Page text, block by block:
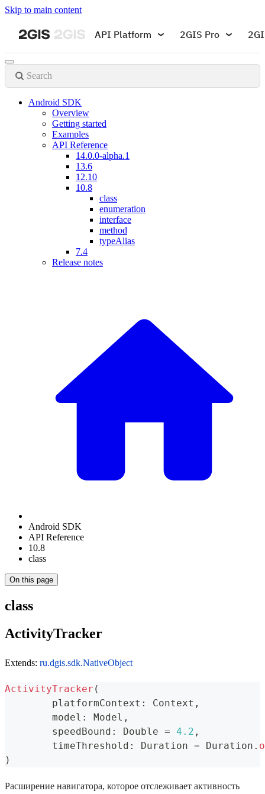
Skip to main content
API Platform 2GIS Pro
Search
Android SDK
Overview
Getting started
Examples
API Reference
14.0.0-alpha.1
13.6
12.10
10.8
class
enumeration
interface
method
typeAlias
7.4
Release notes
Android SDK
API Reference
10.8
class
On this page
class
ActivityTracker
Extends: ru.dgis.sdk.NativeObject
ActivityTracker (
	platformContext
: Context ,
	model
: Model ,
	speedBound
: Double = 4.2 ,
	timeThreshold
: Duration = Duration .
)
Расширение навигатора, которое отслеживает активность